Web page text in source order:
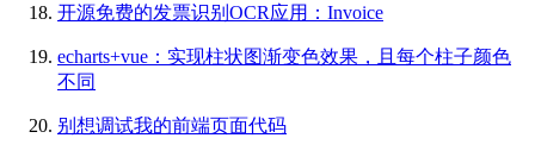
开源免费的发票识别OCR应用：Invoice
echarts+vue：实现柱状图渐变色效果，且每个柱子颜色
不同
别想调试我的前端页面代码